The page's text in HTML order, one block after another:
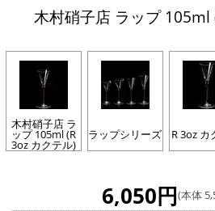
木村硝子店 ラップ 105ml
木村硝子店 ラ
ップ 105ml (R
3oz カクテル)
ラップシリーズ R 3oz カ
6,050円(本体